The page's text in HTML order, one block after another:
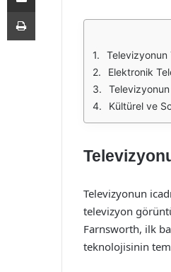
Televizyonun
Elektronik
Televizyonun
Kültürel ve
Televizyonun
televizyon
Farnsworth, ilk
teknolojisinin